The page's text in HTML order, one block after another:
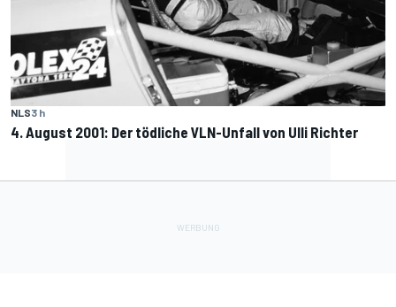
NLS3 h
4. August 2001: Der tödliche VLN-Unfall von Ulli Richter